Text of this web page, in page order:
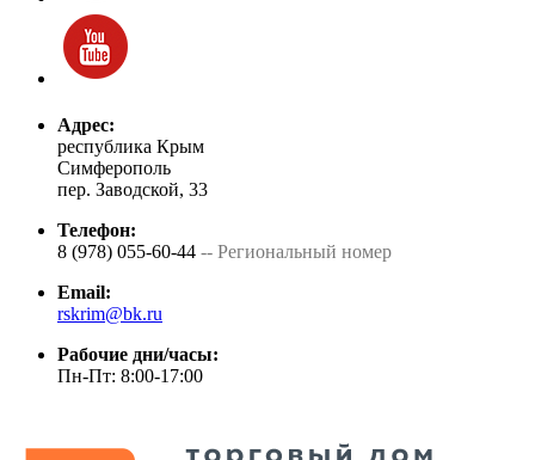
Адрес:
республика Крым
Симферополь
пер. Заводской, 33
Телефон:
8 (978) 055-60-44 -- Региональный номер
Email:
rskrim@bk.ru
Рабочие дни/часы:
Пн-Пт: 8:00-17:00